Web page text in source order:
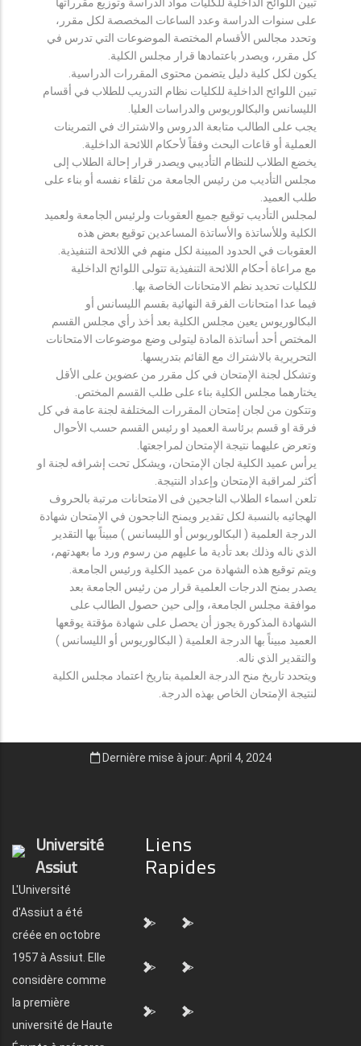
على سنوات الدراسة وعدد الساعات المخصصة لكل مقرر،
وتحدد مجالس الأقسام المختصة الموضوعات التي تدرس في
كل مقرر، ويصدر باعتمادها قرار مجلس الكلية.
يكون لكل كلية دليل يتضمن محتوى المقررات الدراسية.
تبين اللوائح الداخلية للكليات نظام التدريب للطلاب في أقسام
الليسانس والبكالوريوس والدراسات العليا.
يجب على الطالب متابعة الدروس والاشتراك في التمرينات
العملية أو قاعات البحث وفقاً لأحكام اللائحة الداخلية.
يخضع الطلاب للنظام التأديبي ويصدر قرار إحالة الطلاب إلى
مجلس التأديب من رئيس الجامعة من تلقاء نفسه أو بناء على
طلب العميد.
لمجلس التأديب توقيع جميع العقوبات ولرئيس الجامعة ولعميد
الكلية وللأساتذة والأساتذة المساعدين توقيع بعض هذه
العقوبات في الحدود المبينة لكل منهم في اللائحة التنفيذية.
مع مراعاة أحكام اللائحة التنفيذية تتولى اللوائح الداخلية
للكليات تحديد نظم الامتحانات الخاصة بها.
فيما عدا امتحانات الفرقة النهائية بقسم الليسانس أو
البكالوريوس يعين مجلس الكلية بعد أخذ رأي مجلس القسم
المختص أحد أساتذة المادة ليتولى وضع موضوعات الامتحانات
التحريرية بالاشتراك مع القائم بتدريسها.
وتشكل لجنة الإمتحان في كل مقرر من عضوين على الأقل
يختارهما مجلس الكلية بناء على طلب القسم المختص.
وتتكون من لجان إمتحان المقررات المختلفة لجنة عامة في كل
فرقة او قسم برئاسة العميد او رئيس القسم حسب الأحوال
وتعرض عليهما نتيجة الإمتحان لمراجعتها.
يرأس عميد الكلية لجان الإمتحان، ويشكل تحت إشرافه لجنة او
أكثر لمراقبة الإمتحان وإعداد النتيجة.
تلعن اسماء الطلاب الناجحين فى الامتحانات مرتبة بالحروف
الهجائيه بالنسبة لكل تقدير ويمنح الناجحون في الإمتحان شهادة
الدرجة العلمية ( البكالوريوس أو الليسانس ) مبيناً بها التقدير
الذي ناله وذلك بعد تأدية ما عليهم من رسوم ورد ما بعهدتهم،
ويتم توقيع هذه الشهادة من عميد الكلية ورئيس الجامعة.
يصدر بمنح الدرجات العلمية قرار من رئيس الجامعة بعد
موافقة مجلس الجامعة، وإلى حين حصول الطالب على
الشهادة المذكورة يجوز أن يحصل على شهادة مؤقتة يوقعها
العميد مبيناً بها الدرجة العلمية ( البكالوريوس أو الليسانس )
والتقدير الذي ناله.
ويتحدد تاريخ منح الدرجة العلمية بتاريخ اعتماد مجلس الكلية
لنتيجة الإمتحان الخاص بهذه الدرجة.
Dernière mise à jour: April 4, 2024
Université
Assiut
L'Université
d'Assiut a été
créée en octobre
1957 à Assiut. Elle
considère comme
la première
université de Haute
Liens
Rapides
"> ">
"> ">
"> ">